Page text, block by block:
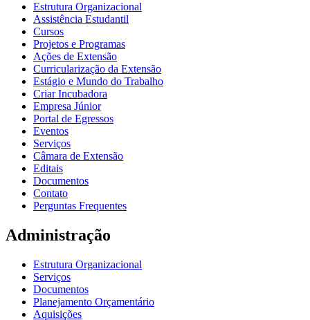
Estrutura Organizacional
Assistência Estudantil
Cursos
Projetos e Programas
Ações de Extensão
Curricularização da Extensão
Estágio e Mundo do Trabalho
Criar Incubadora
Empresa Júnior
Portal de Egressos
Eventos
Serviços
Câmara de Extensão
Editais
Documentos
Contato
Perguntas Frequentes
Administração
Estrutura Organizacional
Serviços
Documentos
Planejamento Orçamentário
Aquisições